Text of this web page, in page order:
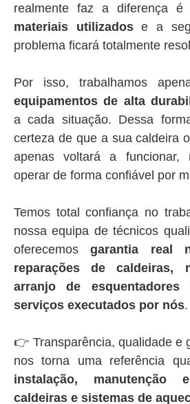
realmente faz a diferença
materiais utilizadose a
problema ficará totalmente
Por isso, trabalhamos
equipamentos de alta
a cada situação. Dessa
certeza de que a sua caldeira
apenas voltará a funcionar,
operar de forma confiável por
Temos total confiança no
nossa equipa de técnicos
oferecemosgarantia real
reparações de caldeiras,
arranjo de
serviços executados por nós.
👉 Transparência, qualidade e
nos torna uma referência
instalação, manutenção
caldeiras e sistemas de